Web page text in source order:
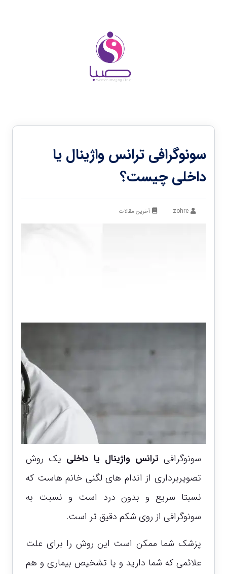
سونوگرافی ترانس واژینال یا
داخلی چیست؟
zohre آخرین مقالات
سونوگرافیترانس واژینال یا داخلی یک روش
تصویربرداری از اندام های لگنی خانم هاست که
نسبتا سریع و بدون درد است و نسبت به
سونوگرافی از روی شکم دقیق تر است.
پزشک شما ممکن است این روش را برای علت
علائمی که شما دارید و یا تشخیص بیماری و هم